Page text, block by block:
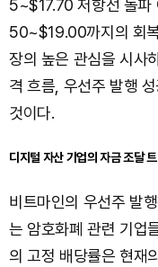
5~$17.70 저항선 돌파
50~$19.00까지의 회
장의 높은 관심을 시사
격 흐름, 우선주 발행
것이다.
디지털 자산 기업의 자금 조달
비트마인의 우선주 발
는 암호화폐 관련 기업
의 고정 배당률은 현재